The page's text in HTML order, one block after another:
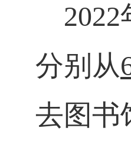
2022
分别从
去图书